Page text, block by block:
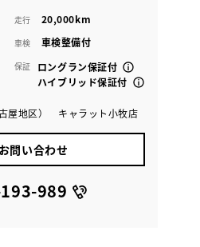
走行 20,000km
車検 車検整備付
保証
ロングラン保証付
ハイブリッド保証付
屋地区） キャラット小牧店
問い合わせ
989